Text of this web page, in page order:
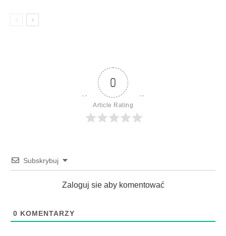
0
Article Rating
Subskrybuj
Zaloguj sie aby komentować
0 KOMENTARZY